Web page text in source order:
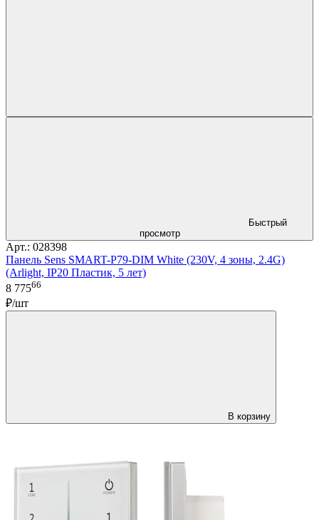
Быстрый
просмотр
Арт.: 028398
Панель Sens SMART-P79-DIM White (230V, 4 зоны, 2.4G)
(Arlight, IP20 Пластик, 5 лет)
8 77566
₽/шт
В корзину